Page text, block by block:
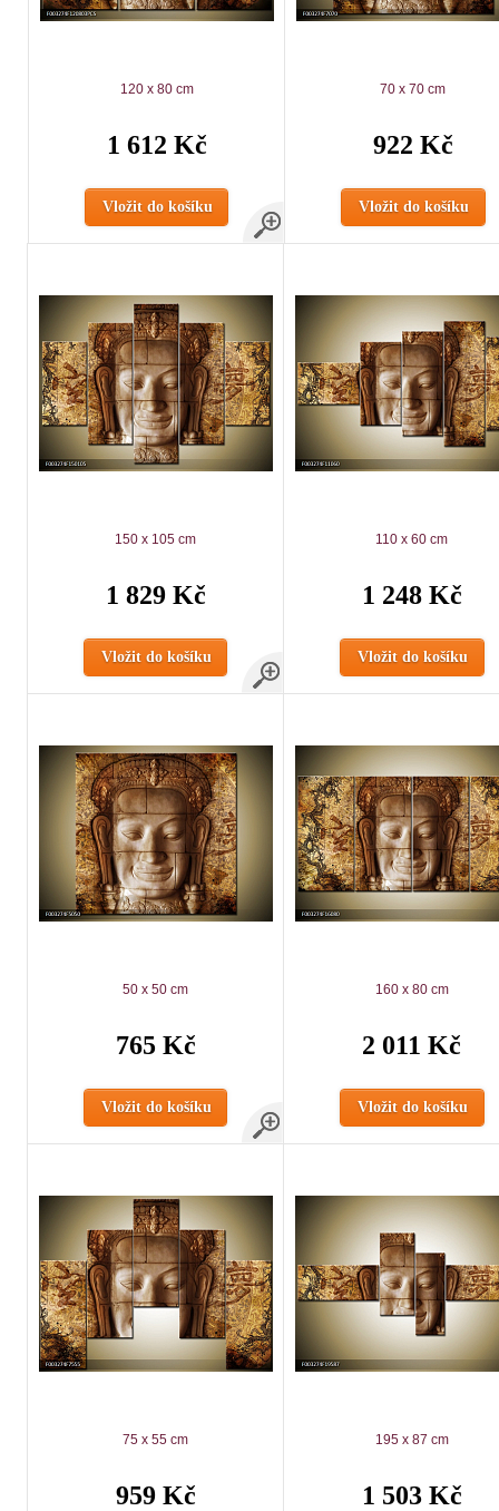
120 x 80 cm
1 612 Kč
Vložit do košíku
70 x 70 cm
922 Kč
Vložit do košíku
150 x 105 cm
1 829 Kč
Vložit do košíku
110 x 60 cm
1 248 Kč
Vložit do košíku
50 x 50 cm
765 Kč
Vložit do košíku
160 x 80 cm
2 011 Kč
Vložit do košíku
75 x 55 cm
959 Kč
195 x 87 cm
1 503 Kč